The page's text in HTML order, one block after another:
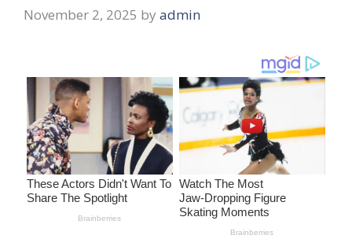
November 2, 2025 by admin